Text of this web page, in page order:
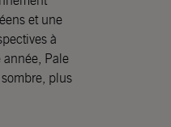
et une
à
année, Pale
plus